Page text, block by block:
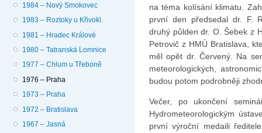
1984 – Nový Smokovec
1983 – Roztoky u Křivokl.
1981 – Hradec Králové
1980 – Tatranská Lomnice
1977 – Chlum u Třeboně
1976 – Praha
1973 – Praha
1972 – Bratislava
1967 – Jasná
na téma kolísání klimatu.
první den předsedal dr. F.
druhý půlden dr. O. Šebek z
Petrovič z HMÚ Bratislava,
měl opět dr. Červený. Na
meteorologických,
budou potom podrobněji
Večer, po ukončení
Hydrometeorologickým
první výroční medaili